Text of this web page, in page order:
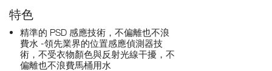
特色
精準的 PSD 感應技術，不偏離也不浪
費水 -領先業界的位置感應偵測器技
術，不受衣物顏色與反射光線干擾，不
偏離也不浪費馬桶用水